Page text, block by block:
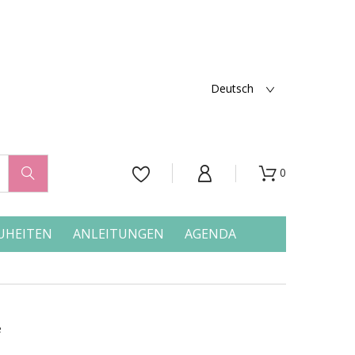
Deutsch
    0
ANLEITUNGEN AGENDA